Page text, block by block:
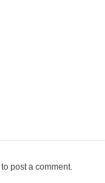
to post a comment.